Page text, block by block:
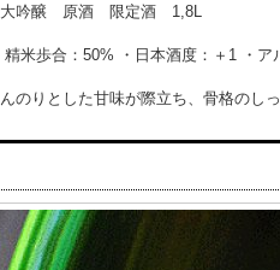
大吟醸 原酒 限定酒 1,8L
米歩合：50% ・日本酒度：＋1 ・ア
のりとした甘味が際立ち、骨格のし